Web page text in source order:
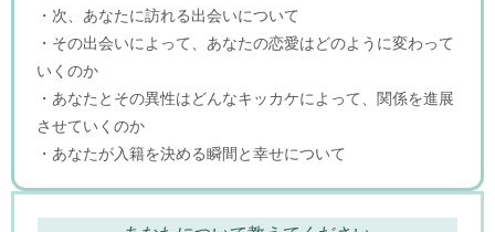
・次、あなたに訪れる出会いについて
・その出会いによって、あなたの恋愛はどのように変わって
いくのか
・あなたとその異性はどんなキッカケによって、関係を進展
させていくのか
・あなたが入籍を決める瞬間と幸せについて